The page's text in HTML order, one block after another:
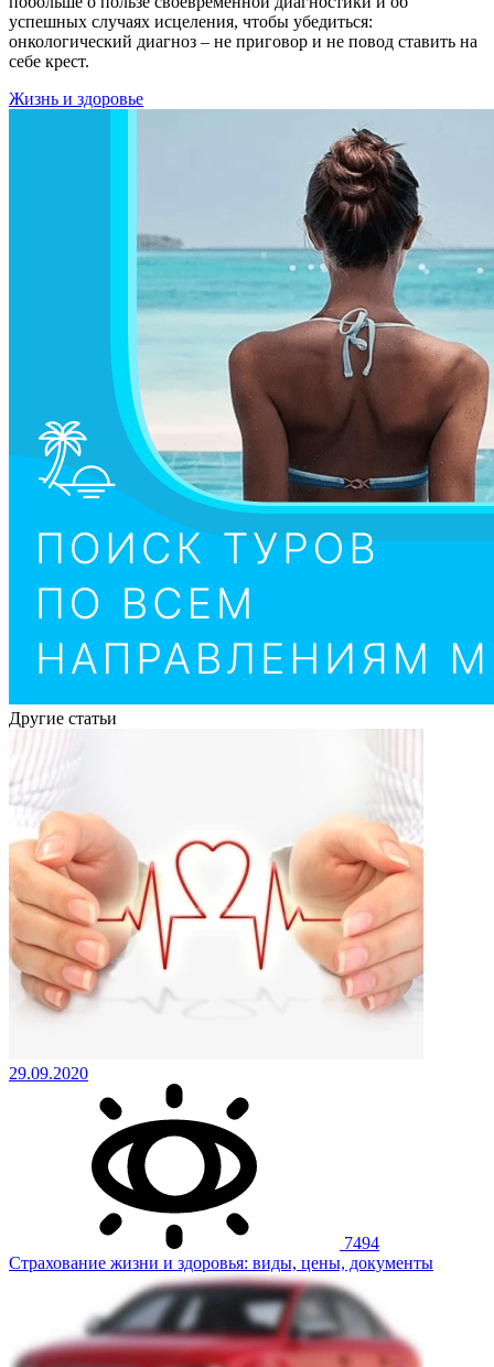
успешных случаях исцеления, чтобы убедиться:
онкологический диагноз – не приговор и не повод ставить на
себе крест.
Жизнь и здоровье
Другие статьи
29.09.2020
7494
Страхование жизни и здоровья: виды, цены, документы